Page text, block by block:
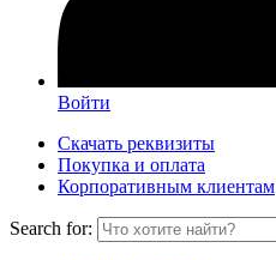
Войти
Скачать реквизиты
Покупка и оплата
Корпоративным клиентам
Search for: